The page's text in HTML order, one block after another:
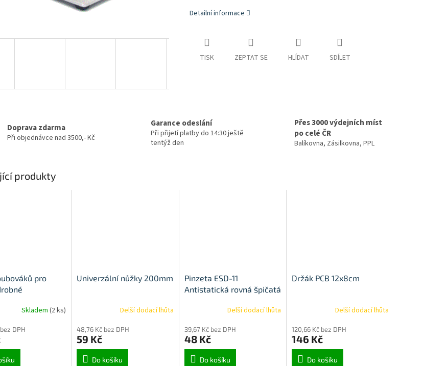
Detailní informace
TISK ZEPTAT SE HLÍDAT SDÍLET
Doprava zdarma
Při objednávce nad 3500,- Kč
Garance odeslání
Při přijetí platby do 14:30 ještě
tentýž den
Přes 3000 výdejních míst
po celé ČR
Balíkovna, Zásilkovna, PPL
produkty
pro
Skladem (2 ks)
DPH
Univerzální nůžky 200mm
Delší dodací lhůta
48,76 Kč bez DPH
59 Kč
Do košíku
Pinzeta ESD-11
Antistatická rovná špičatá
Delší dodací lhůta
39,67 Kč bez DPH
48 Kč
Do košíku
Držák PCB 12x8cm
Delší dodací lhůta
120,66 Kč bez DPH
146 Kč
Do košíku